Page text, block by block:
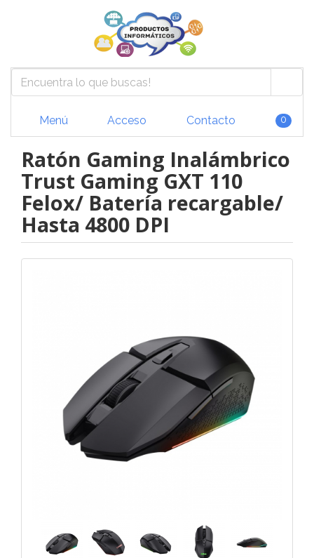
Menú Acceso Contacto 0
Ratón Gaming Inalámbrico
Trust Gaming GXT 110
Felox/ Batería recargable/
Hasta 4800 DPI